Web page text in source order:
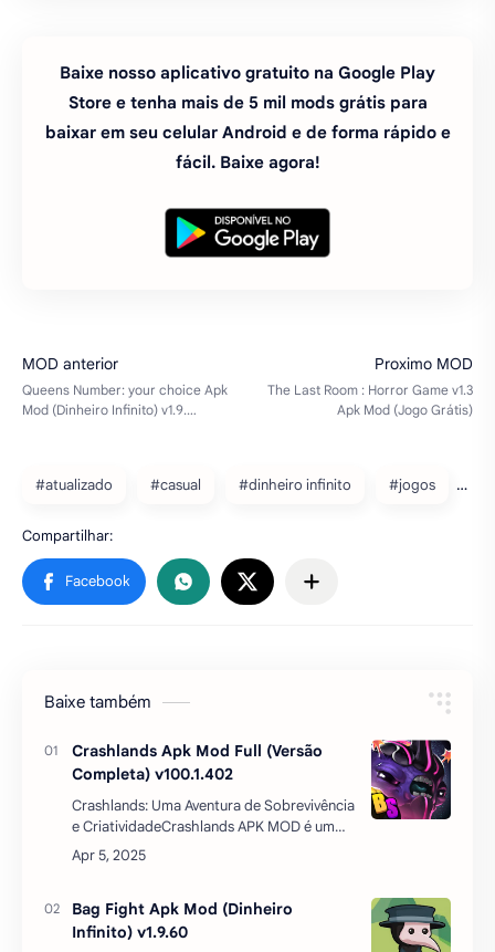
Baixe nosso aplicativo gratuito na Google Play
Store e tenha mais de 5 mil mods grátis para
baixar em seu celular Android e de forma rápido e
fácil. Baixe agora!
#atualizado #casual #dinheiro infinito #jogos
Baixe também
Crashlands Apk Mod Full (Versão
Completa) v100.1.402
Crashlands: Uma Aventura de Sobrevivência
e CriatividadeCrashlands APK MOD é um
jogo eletrônico de ação-aventura que
desafia os jogadores a sobreviverem em
Bag Fight Apk Mod (Dinheiro
Infinito) v1.9.60